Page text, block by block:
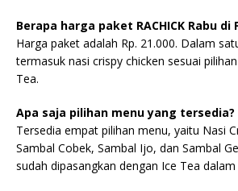
Berapa harga paket RACHICK Rabu di
Harga paket adalah Rp. 21.000. Dalam
termasuk nasi crispy chicken sesuai
Tea.
Apa saja pilihan menu yang tersedia?
Tersedia empat pilihan menu, yaitu Nasi
Sambal Cobek, Sambal Ijo, dan Sambal
sudah dipasangkan dengan Ice Tea